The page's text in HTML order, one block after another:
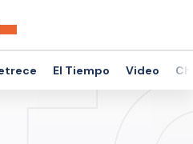
El Tiempo Video